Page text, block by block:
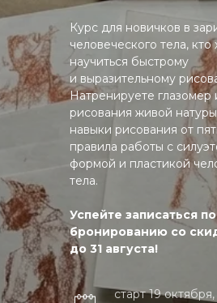
старт 19
Курс для новичков в
человеческого тела, кто
научиться быстрому
и выразительному
Натренируете глазомер
рисования живой
навыки рисования от
правила работы с
формой и пластикой
тела.
Успейте записаться
бронированию со
до 31 августа!